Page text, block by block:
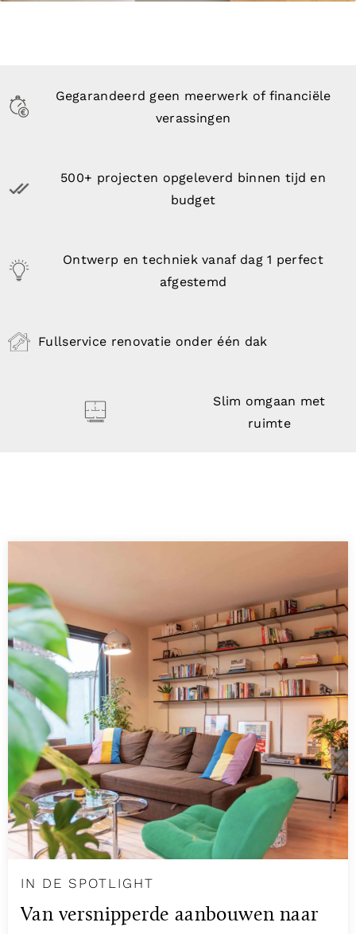
Gegarandeerd geen meerwerk of financiële
verassingen
500+ projecten opgeleverd binnen tijd en
budget
Ontwerp en techniek vanaf dag 1 perfect
afgestemd
Fullservice renovatie onder één dak
Slim omgaan met
ruimte
IN DE SPOTLIGHT
Van versnipperde aanbouwen naar